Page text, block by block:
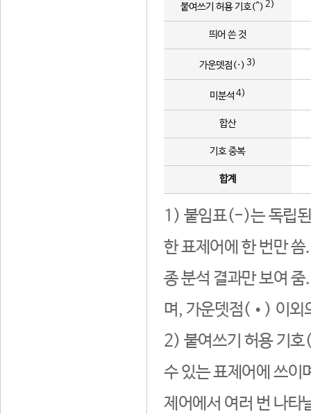
붙여쓰기 허용 기호(^) 2)
띄어 쓴 것
가운뎃점(·) 3)
미분석 4)
합산
기호 중복
합계
1) 붙임표(-)는 독립된
한 표제어에 한 번만
종 분석 결과만 보여
며, 가운뎃점(•) 이외
2) 붙여쓰기 허용 기호
수 있는 표제어에 쓰이
제어에서 여러 번 나타